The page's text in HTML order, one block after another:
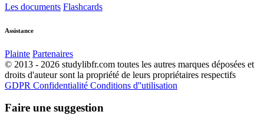
Les documents Flashcards
Assistance
Plainte Partenaires
© 2013 - 2026 studylibfr.com toutes les autres marques déposées et
droits d'auteur sont la propriété de leurs propriétaires respectifs
GDPR Confidentialité Conditions d''utilisation
Faire une suggestion